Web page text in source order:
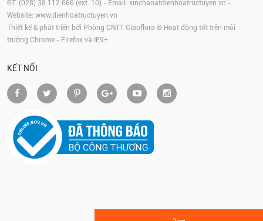
ĐT: (028) 38.112.666 (ext. 10) - Email: xinchaoatdienhoatructuyen.vn -
Website: www.dienhoatructuyen.vn
Thiết kế & phát triển bởi Phòng CNTT Ciaoflora ® Hoạt động tốt trên môi
trường Chrome - Firefox và IE9+
KẾT NỐI